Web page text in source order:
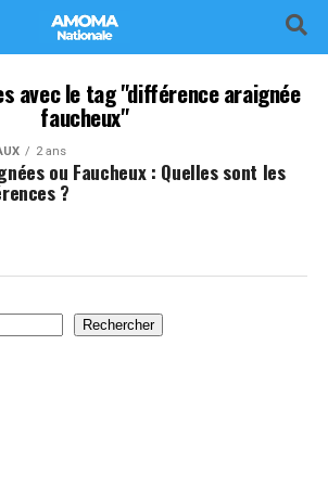
avec le tag "différence araignée
faucheux"
2 ans
ou Faucheux : Quelles sont les
?
Rechercher